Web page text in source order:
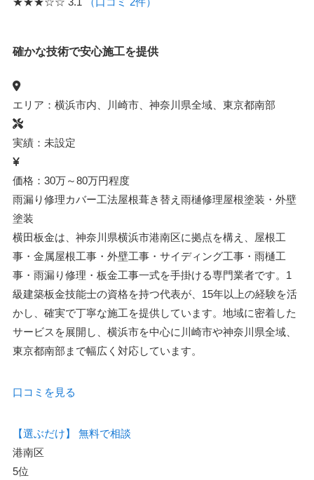
確かな技術で安心施工を提供
エリア：横浜市内、川崎市、神奈川県全域、東京都南部
実績：未設定
価格：30万～80万円程度
雨漏り修理カバー工法屋根葺き替え 雨樋修理屋根塗装・外壁
塗装
横田板金は、神奈川県横浜市港南区に拠点を構え、屋根工
事・金属屋根工事・外壁工事・サイディング工事・雨樋工
事・雨漏り修理・板金工事一式を手掛ける専門業者です。1
級建築板金技能士の資格を持つ代表が、15年以上の経験を活
かし、確実で丁寧な施工を提供しています。地域に密着した
サービスを展開し、横浜市を中心に川崎市や神奈川県全域、
東京都南部まで幅広く対応しています。
口コミを見る
【選ぶだけ】
無料で相談
港南区
5位